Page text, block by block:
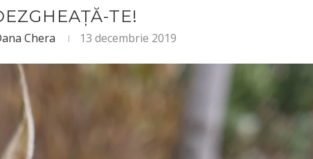
TE!
Chera 13 decembrie 2019